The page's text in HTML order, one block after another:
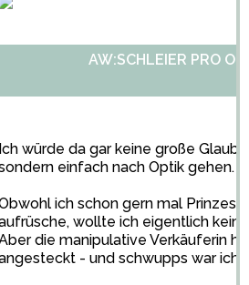
AW:SCHLEIER PRO
Ich würde da gar keine große
einfach nach Optik gehen.
ich schon gern mal
wollte ich eigentlich
die manipulative Verkäuferin
- und schwupps war ich